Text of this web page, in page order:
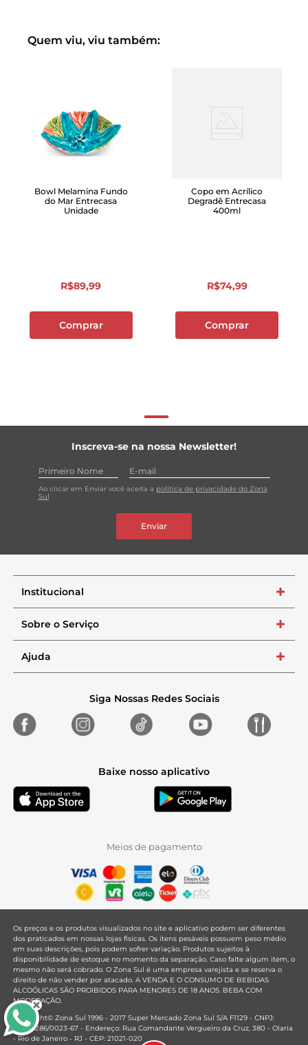
Quem viu, viu também:
Bowl Melamina Fundo
do Mar Entrecasa
Unidade
R$89,99
Comprar
Copo em Acrílico
Degradê Entrecasa
400ml
R$74,99
Comprar
Inscreva-se na nossa Newsletter!
Ao clicar em Enviar você aceita a política de privacidade do Zona
Sul
Enviar
Institucional +
Sobre o Serviço +
Ajuda +
Siga Nossas Redes Sociais
Baixe nosso aplicativo
Meios de pagamento
Os preços e os produtos visualizados no site e aplicativo podem ser diferentes
dos praticados em nossas lojas físicas. Os itens pesáveis possuem peso médio
em suas descrições, pois podem sofrer variação. Produtos sujeitos à
disponibilidade de estoque no momento da separação. Caso falte algum item, o
mesmo não será cobrado. O Zona Sul é uma empresa varejista e se reserva o
direito de não vender por atacado. A VENDA E O CONSUMO DE BEBIDAS
ALCOÓLICAS SÃO PROIBIDOS PARA MENORES DE 18 ANOS. BEBA COM
MODERAÇÃO.
Copyright© Zona Sul 1996 - 2017 Super Mercado Zona Sul S/A F1129 - CNPJ:
33.381.286/0023-67 - Endereço: Rua Comandante Vergueiro da Cruz, 380 - Olaria
- Rio de Janeiro - RJ - CEP: 21021-020